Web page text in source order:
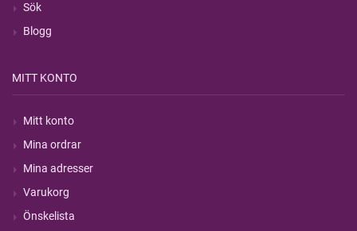
Sök
Blogg
MITT KONTO
Mitt konto
Mina ordrar
Mina adresser
Varukorg
Önskelista